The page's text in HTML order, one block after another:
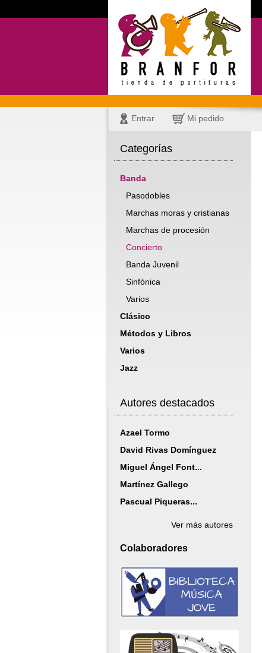
Entrar Mi pedido
Categorías
Banda
Pasodobles
Marchas moras y cristianas
Marchas de procesión
Concierto
Banda Juvenil
Sinfónica
Varios
Clásico
Métodos y Libros
Varios
Jazz
Autores destacados
Azael Tormo
David Rivas Domínguez
Miguel Ángel Font...
Martínez Gallego
Pascual Piqueras...
Ver más autores
Colaboradores